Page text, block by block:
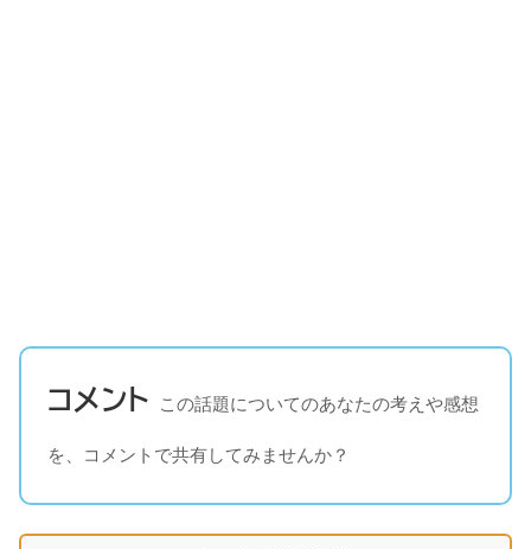
コメント この話題についてのあなたの考えや感想
を、コメントで共有してみませんか？